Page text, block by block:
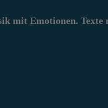
mit Emotionen. Texte